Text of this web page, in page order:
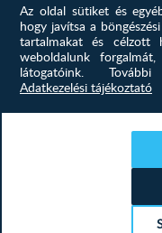
Az oldal sütiket és
hogy javítsa a
tartalmakat és célzott
weboldalunk
látogatóink.
Adatkezelési tájékoztató